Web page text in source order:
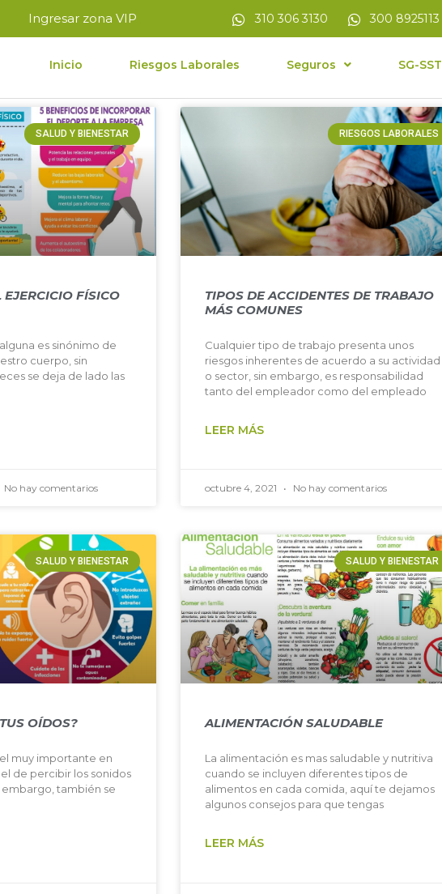
Ingresar zona VIP 310 306 3130 300 8925113
Inicio Riesgos Laborales Seguros SG-SST
SALUD Y BIENESTAR
FÍSICO
es sinónimo de
cuerpo, sin
se deja de lado las
No hay comentarios
RIESGOS LABORALES
TIPOS DE ACCIDENTES DE TRABAJO
MÁS COMUNES
Cualquier tipo de trabajo presenta unos
riesgos inherentes de acuerdo a su actividad
o sector, sin embargo, es responsabilidad
tanto del empleador como del empleado
LEER MÁS
octubre 4, 2021 No hay comentarios
SALUD Y BIENESTAR
OÍDOS?
muy importante en
de percibir los sonidos
también se
SALUD Y BIENESTAR
ALIMENTACIÓN SALUDABLE
La alimentación es mas saludable y nutritiva
cuando se incluyen diferentes tipos de
alimentos en cada comida, aquí te dejamos
algunos consejos para que tengas
LEER MÁS